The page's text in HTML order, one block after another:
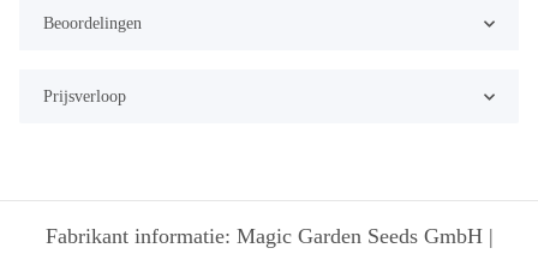
Beoordelingen
Prijsverloop
Fabrikant informatie: Magic Garden Seeds GmbH |